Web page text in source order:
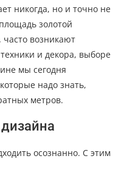
никогда, но и точно не
золотой
возникают
и декора, выборе
мы сегодня
надо знать,
метров.
осознанно. С этим